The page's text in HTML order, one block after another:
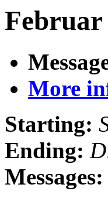
Februar
More
Starting:
Ending:
Messages: